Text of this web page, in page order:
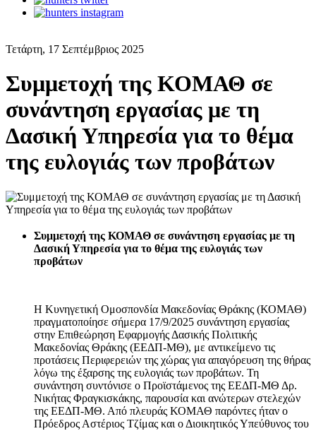
Τετάρτη, 17 Σεπτέμβριος 2025
Συμμετοχή της ΚΟΜΑΘ σε
συνάντηση εργασίας με τη
Δασική Υπηρεσία για το θέμα
της ευλογιάς των προβάτων
Συμμετοχή της ΚΟΜΑΘ σε συνάντηση εργασίας με τη
Δασική Υπηρεσία για το θέμα της ευλογιάς των
προβάτων
Η Κυνηγετική Ομοσπονδία Μακεδονίας Θράκης (ΚΟΜΑΘ)
πραγματοποίησε σήμερα 17/9/2025 συνάντηση εργασίας
στην Επιθεώρηση Εφαρμογής Δασικής Πολιτικής
Μακεδονίας Θράκης (ΕΕΔΠ-ΜΘ), με αντικείμενο τις
προτάσεις Περιφερειών της χώρας για απαγόρευση της θήρας
λόγω της έξαρσης της ευλογιάς των προβάτων. Τη
συνάντηση συντόνισε ο Προϊστάμενος της ΕΕΔΠ-ΜΘ Δρ.
Νικήτας Φραγκισκάκης, παρουσία και ανώτερων στελεχών
της ΕΕΔΠ-ΜΘ. Από πλευράς ΚΟΜΑΘ παρόντες ήταν ο
Πρόεδρος Αστέριος Τζίμας και ο Διοικητικός Υπεύθυνος του